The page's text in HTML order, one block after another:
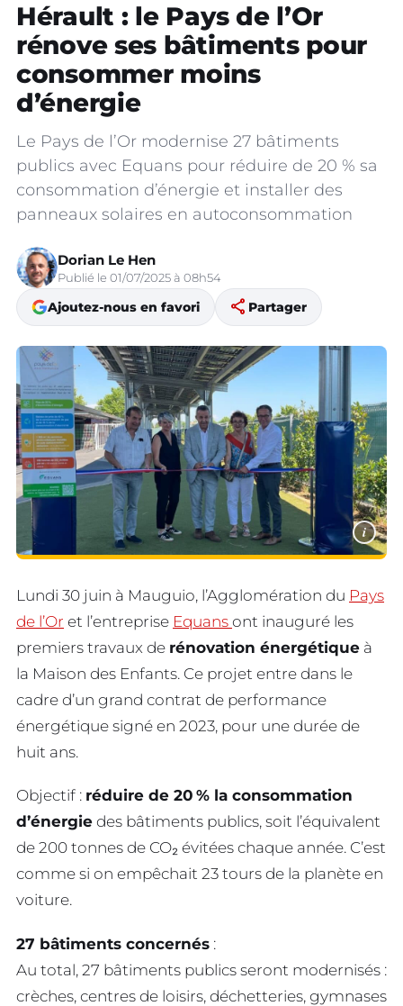
Hérault : le Pays de l’Or
rénove ses bâtiments pour
consommer moins
d’énergie
Le Pays de l’Or modernise 27 bâtiments
publics avec Equans pour réduire de 20 % sa
consommation d’énergie et installer des
panneaux solaires en autoconsommation
Dorian Le Hen
Publié le 01/07/2025 à 08h54
Ajoutez-nous en favori share Partager
i
Lundi 30 juin à Mauguio, l’Agglomération du Pays
de l’Or et l’entreprise Equans ont inauguré les
premiers travaux de rénovation énergétique à
la Maison des Enfants. Ce projet entre dans le
cadre d’un grand contrat de performance
énergétique signé en 2023, pour une durée de
huit ans.
Objectif : réduire de 20 % la consommation
d’énergie des bâtiments publics, soit l’équivalent
de 200 tonnes de CO₂ évitées chaque année. C’est
comme si on empêchait 23 tours de la planète en
voiture.
27 bâtiments concernés :
Au total, 27 bâtiments publics seront modernisés :
crèches, centres de loisirs, déchetteries, gymnases